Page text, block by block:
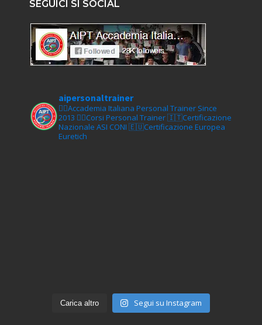
SEGUICI SI SOCIAL
aipersonaltrainer
🏋‍♀️Accademia Italiana Personal Trainer Since
2013 🏋‍♂️Corsi Personal Trainer🇮🇹Certificazione
Nazionale ASI CONI 🇪🇺Certificazione Europea
Euretich
Carica altro Segui su Instagram